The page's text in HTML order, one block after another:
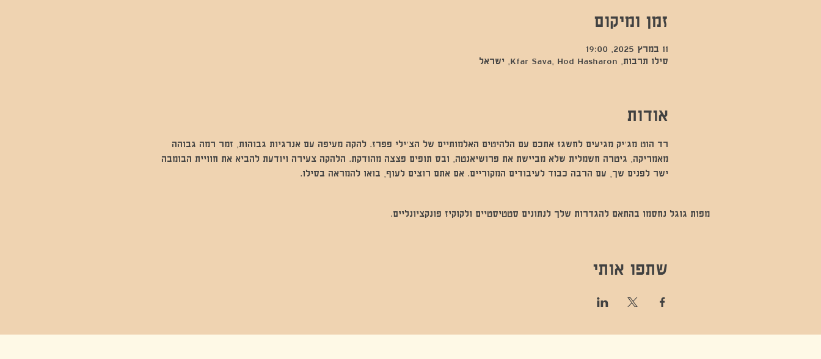
זמן ומיקום
11 במרץ 2025, 19:00
סילו תרבות, Kfar Sava, Hod Hasharon, ישראל
אודות
רד הוט מג׳יק מגיעים לחשגז אתכם עם הלהיטים האלמותיים של הצ׳ילי פפרז. להקה מעיפה עם אנרגיות גבוהות, זמר רמה גבוהה
מאמריקה, גיטרה חשמלית שלא מביישת את פרושיאנטה, ובס תופים פצצה מהודקת. הלהקה צעירה ויודעת להביא את חוויית הבומבה
ישר לפנים שך, עם הרבה כבוד לעיבודים המקוריים. אם אתם רוצים לעוף, בואו להמראה בסילו.
מפות גוגל נחסמו בהתאם להגדרות שלך לנתונים סטטיסטיים ולקוקיז פונקציונליים.
שתפו אותי